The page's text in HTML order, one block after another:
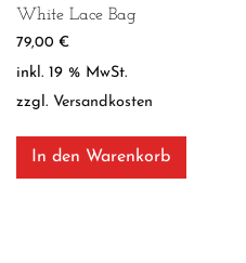
White Lace Bag
79,00 €
inkl. 19 % MwSt.
zzgl. Versandkosten
In den Warenkorb